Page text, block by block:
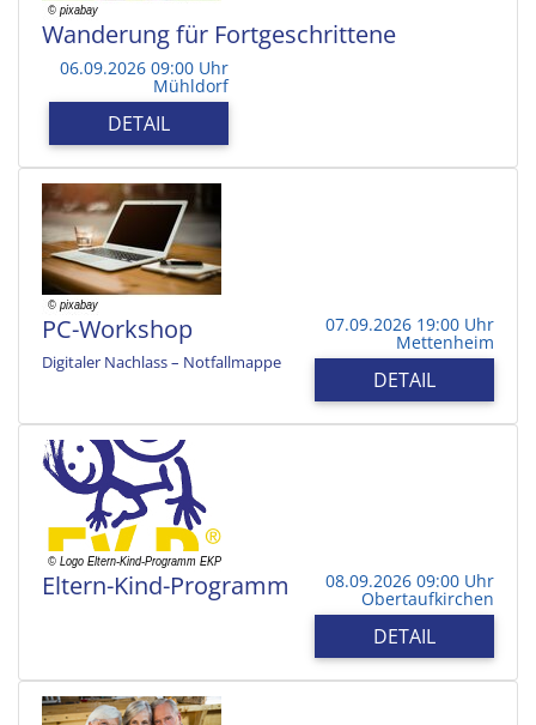
Wanderung für Fortgeschrittene
06.09.2026 09:00 Uhr
Mühldorf
DETAIL
PC-Workshop
Digitaler Nachlass – Notfallmappe
07.09.2026 19:00 Uhr
Mettenheim
DETAIL
Eltern-Kind-Programm 08.09.2026 09:00 Uhr
Obertaufkirchen
DETAIL